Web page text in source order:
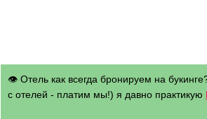
👁 Отель как всегда бронируем на
с отелей - платим мы!) я давно практикую